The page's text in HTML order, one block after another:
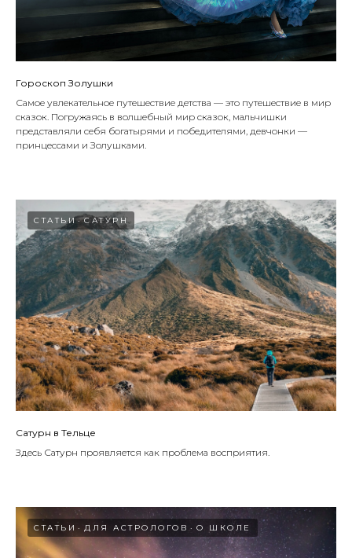
Гороскоп Золушки
Самое увлекательное путешествие детства — это путешествие в мир
сказок. Погружаясь в волшебный мир сказок, мальчишки
представляли себя богатырями и победителями, девчонки —
принцессами и Золушками.
СТАТЬИ САТУРН
Сатурн в Тельце
Здесь Сатурн проявляется как проблема восприятия.
СТАТЬИ ДЛЯ АСТРОЛОГОВ О ШКОЛЕ